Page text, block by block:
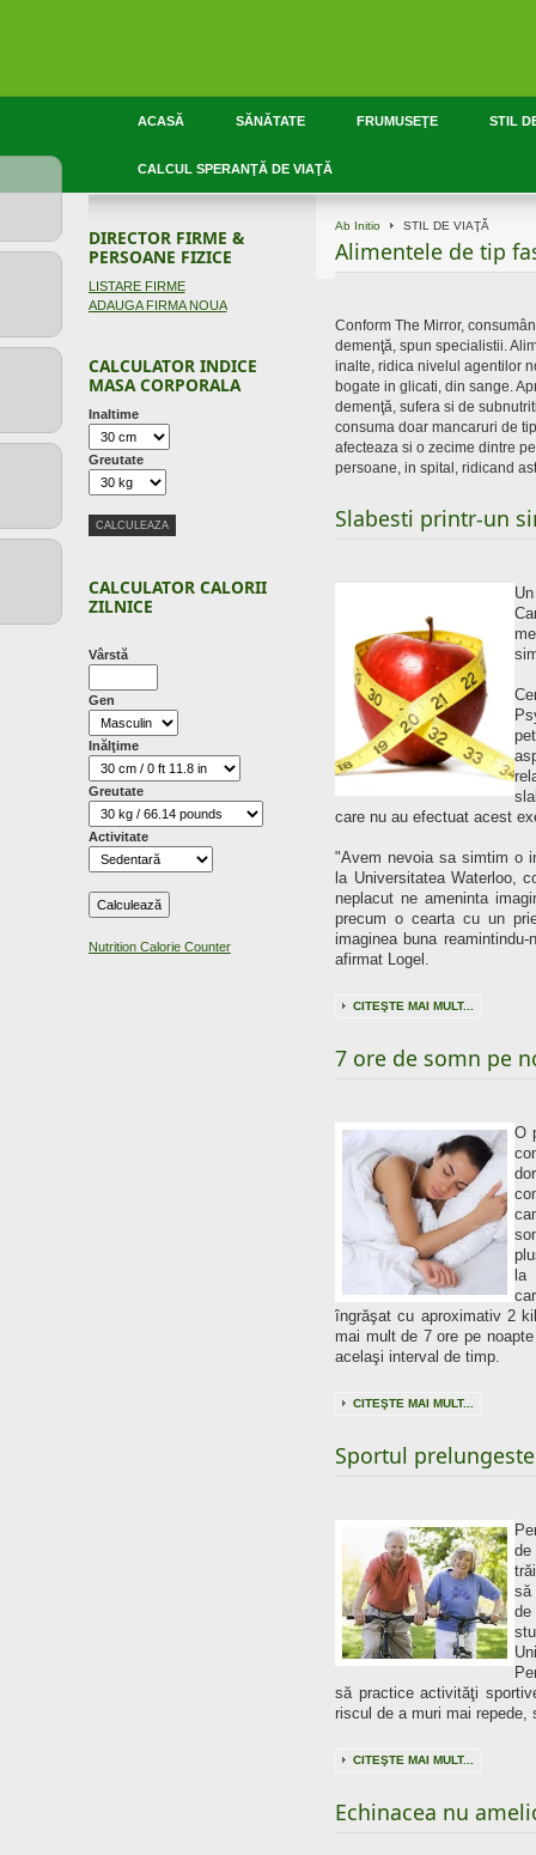
ACASĂ SĂNĂTATE FRUMUSEŢE STIL
CALCUL SPERANŢĂ DE VIAŢĂ
Ab Initio STIL DE VIAŢĂ
Alimentele de tip
Conform The Mirror,
demenţă, spun specialistii.
inalte, ridica nivelul agentilor
bogate in glicati, din sange.
demenţă, sufera si de
consuma doar mancaruri de
afecteaza si o zecime dintre
persoane, in spital, ridicand
Slabesti printr-un
care nu au efectuat acest
"Avem nevoia sa simtim o
la Universitatea Waterloo,
neplacut ne ameninta
precum o cearta cu un
imaginea buna
afirmat Logel.
CITEŞTE MAI MULT...
7 ore de somn pe
O
la
îngrăşat cu aproximativ 2
mai mult de 7 ore pe
acelaşi interval de timp.
CITEŞTE MAI MULT...
Sportul
să
de
să practice activităţi
riscul de a muri mai
CITEŞTE MAI MULT...
Echinacea nu
DIRECTOR FIRME &
PERSOANE FIZICE
LISTARE FIRME
ADAUGA FIRMA NOUA
CALCULATOR INDICE
MASA CORPORALA
Inaltime
Greutate
CALCULATOR CALORII
ZILNICE
Vârstă
Gen
Inălţime
Greutate
Activitate
Nutrition Calorie Counter